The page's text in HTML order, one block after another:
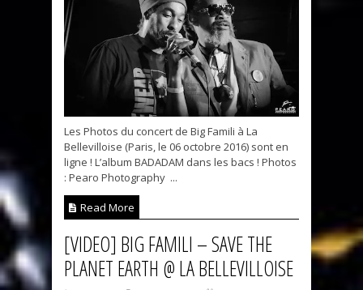
Les Photos du concert de Big Famili à La
Bellevilloise (Paris, le 06 octobre 2016) sont en
ligne ! L’album BADADAM dans les bacs ! Photos
: Pearo Photography ...
Read More
[VIDEO] BIG FAMILI – SAVE THE
PLANET EARTH @ LA BELLEVILLOISE